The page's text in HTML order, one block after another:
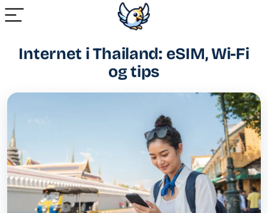
Internet i Thailand: eSIM, Wi-Fi
og tips